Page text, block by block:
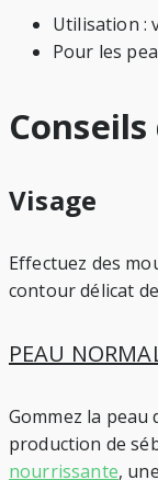
Utilisation :
Pour les
Visage
Effectuez des
contour délicat
PEAU
Gommez la
production de
nourrissante, une